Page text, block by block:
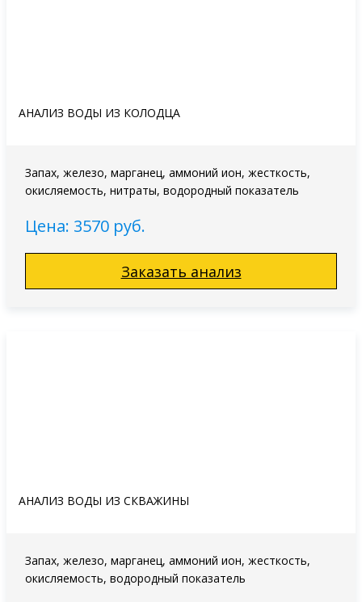
АНАЛИЗ ВОДЫ ИЗ КОЛОДЦА
Запах, железо, марганец, аммоний ион, жесткость,
окисляемость, нитраты, водородный показатель
Цена: 3570 руб.
Заказать анализ
АНАЛИЗ ВОДЫ ИЗ СКВАЖИНЫ
Запах, железо, марганец, аммоний ион, жесткость,
окисляемость, водородный показатель